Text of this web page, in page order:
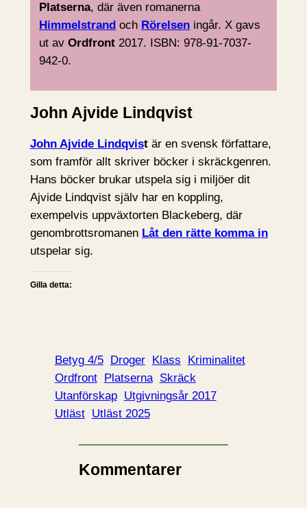
Platserna, där även romanerna
Himmelstrand och Rörelsen ingår. X gavs
ut avOrdfront 2017. ISBN: 978-91-7037-
942-0.
John Ajvide Lindqvist
John Ajvide Lindqvistär en svensk författare,
som framför allt skriver böcker i skräckgenren.
Hans böcker brukar utspela sig i miljöer dit
Ajvide Lindqvist själv har en koppling,
exempelvis uppväxtorten Blackeberg, där
genombrottsromanen Låt den rätte komma in
utspelar sig.
Gilla detta:
Betyg 4/5 Droger Klass
Kriminalitet
Ordfront Platserna Skräck
Utanförskap Utgivningsår 2017
Utläst Utläst 2025
Kommentarer